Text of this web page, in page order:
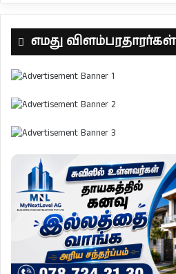
எமது விளம்பரதாரர்கள்